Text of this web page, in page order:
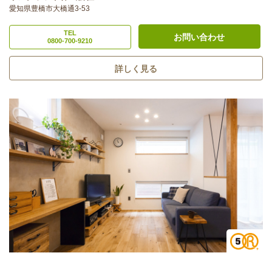
愛知県豊橋市大橋通3-53
TEL
0800-700-9210
お問い合わせ
詳しく見る